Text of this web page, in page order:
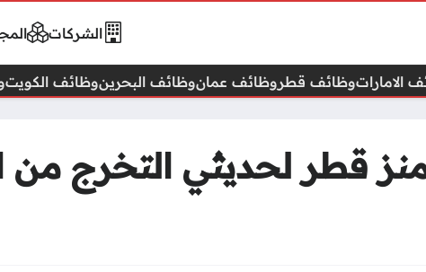
الشركات
الاماراتوظائف قطروظائف عمانوظائف البحرينوظائف الكويت
قطر لحديثي التخرج من